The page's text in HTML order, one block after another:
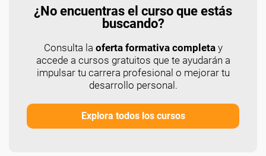
¿No encuentras el curso que estás
buscando?
Consulta la oferta formativa completay
accede a cursos gratuitos que te ayudarán a
impulsar tu carrera profesional o mejorar tu
desarrollo personal.
Explora todos los cursos